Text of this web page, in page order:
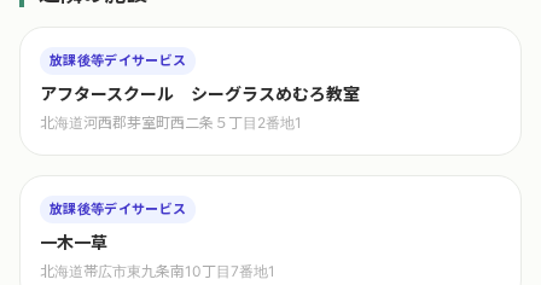
放課後等デイサービス
アフタースクール シーグラスめむろ教室
北海道河西郡芽室町西二条５丁目2番地1
放課後等デイサービス
一木一草
北海道帯広市東九条南10丁目7番地1